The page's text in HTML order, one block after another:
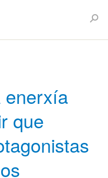
enerxía
que